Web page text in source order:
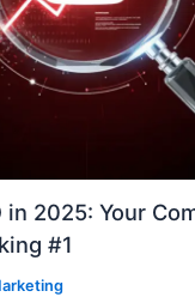
in 2025: Your
#1